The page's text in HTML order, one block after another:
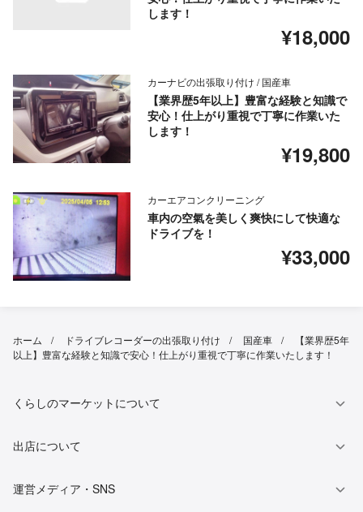
します！
¥18,000
カーナビの出張取り付け / 国産車
【業界歴5年以上】豊富な経験と知識で
安心！仕上がり重視で丁寧に作業いた
します！
¥19,800
カーエアコンクリーニング
車内の空氣を美しく爽快にして快適な
ドライブを！
¥33,000
ホーム ドライブレコーダーの出張取り付け 国産車
【業界歴5年
以上】豊富な経験と知識で安心！仕上がり重視で丁寧に作業いたします！
くらしのマーケットについて
出店について
運営メディア・SNS